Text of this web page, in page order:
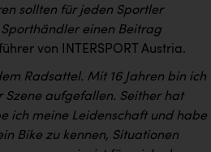
sollten für jeden Sportler
einen Beitrag
von INTERSPORT Austria.
Radsattel. Mit 16 Jahren bin ich
aufgefallen. Seither hat
ich meine Leidenschaft und habe
Bike zu kennen, Situationen